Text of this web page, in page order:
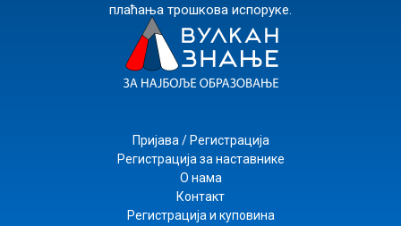
плаћања трошкова испоруке.
Пријава / Регистрација
Регистрација за наставнике
О нама
Контакт
Регистрација и куповина